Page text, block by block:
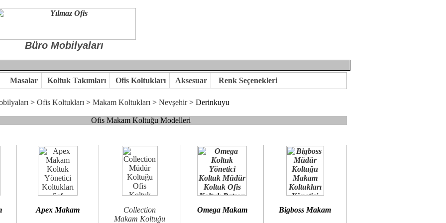
Büro Mobilyaları
kaliteye önem veriyorsanız,makam koltuk modellerimizi incelemenizi öneririz.
goldsit ve modern makam koltukları hayal ettiğiniz özgün ofis ortamına kavuşabilirsiniz.
birlikte karar verelim.
Büro Mobilya
Masalar Koltuk Takımları Ofis Koltukları Aksesuar Renk Seçenekleri
> Ofis Koltukları > Makam Koltukları > Nevşehir> Derinkuyu
Ofis Makam Koltuğu Modelleri
Apex Makam
Collection
Makam Koltuğu
Omega Makam Bigboss Makam